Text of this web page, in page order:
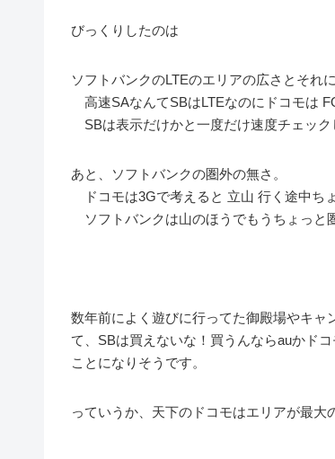
びっくりしたのは
ソフトバンクのLTEのエリアの広さとそれ
高速SAなんてSBはLTEなのにドコモは
SBは表示だけかと一度だけ速度チェック
あと、ソフトバンクの圏外の無さ。
ドコモは3Gで考えると 立山 行く途中ち
ソフトバンクは山のほうでもうちょっと
数年前によく遊びに行ってた御殿場やキャ
て、SBは買えないな！買うんならauかド
ことになりそうです。
っていうか、天下のドコモはエリアが最大